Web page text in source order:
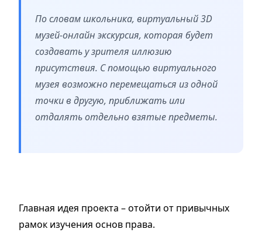
По словам школьника, виртуальный 3D
музей-онлайн экскурсия, которая будет
создавать у зрителя иллюзию
присутствия. С помощью виртуального
музея возможно перемещаться из одной
точки в другую, приближать или
отдалять отдельно взятые предметы.
Главная идея проекта –отойти от привычных
рамок изучения основ права.